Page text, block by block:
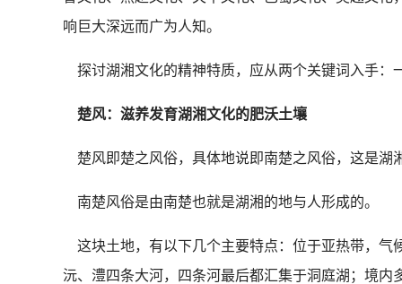
响巨大深远而广为人知。
探讨湖湘文化的精神特质，应从两个关键词入手：
楚风： 滋养发育湖湘文化的肥沃土壤
楚风即楚之风俗，具体地说即南楚之风俗，这是湖
南楚风俗是由南楚也就是湖湘的地与人形成的。
这块土地，有以下几个主要特点：位于亚热带，气
沅、澧四条大河，四条河最后都汇集于洞庭湖；境